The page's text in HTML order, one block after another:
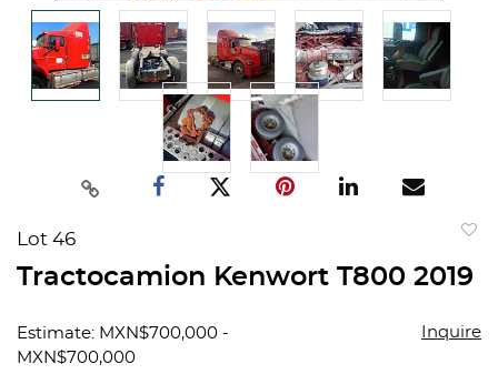
Lot 46
Tractocamion Kenwort T800 2019
Estimate: MXN$700,000 -
MXN$700,000
Inquire